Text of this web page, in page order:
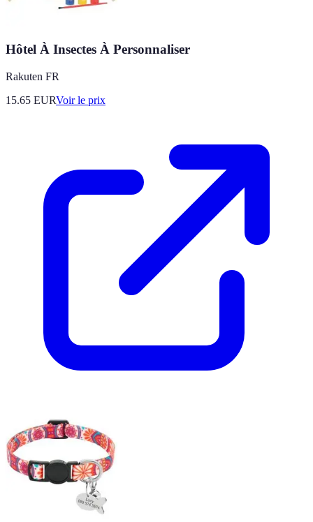
Hôtel À Insectes À Personnaliser
Rakuten FR
15.65 EURVoir le prix